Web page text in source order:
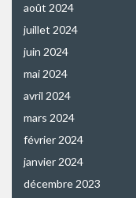
août 2024
juillet 2024
juin 2024
mai 2024
avril 2024
mars 2024
février 2024
janvier 2024
décembre 2023